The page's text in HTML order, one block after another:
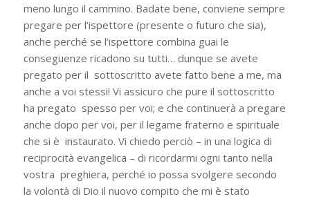
meno lungo il cammino. Badate bene, conviene sempre
pregare per l’ispettore (presente o futuro che sia),
anche perché se l’ispettore combina guai le
conseguenze ricadono su tutti… dunque se avete
pregato per il sottoscritto avete fatto bene a me, ma
anche a voi stessi! Vi assicuro che pure il sottoscritto
ha pregato spesso per voi; e che continuerà a pregare
anche dopo per voi, per il legame fraterno e spirituale
che si è instaurato. Vi chiedo perciò – in una logica di
reciprocità evangelica – di ricordarmi ogni tanto nella
vostra preghiera, perché io possa svolgere secondo
la volontà di Dio il nuovo compito che mi è stato